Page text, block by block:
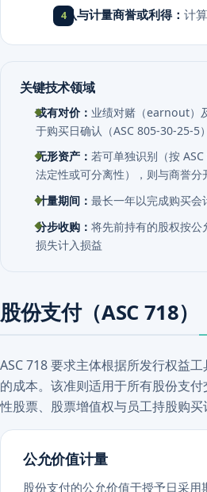
确认与计量商誉或利得：计
关键技术领域
或有对价： 业绩对赌（earnout）
于购买日确认（ASC 805-30-25-5）
无形资产： 若可单独识别（按
法定性或可分离性），则与商誉分
计量期间： 最长一年以完成购买会
分步收购： 将先前持有的股权按
损失计入损益
股份支付（ASC 718）
ASC 718 要求主体根据所发行权益
的成本。该准则适用于所有股份支
性股票、股票增值权与员工持股购买
公允价值计量
股份支付的公允价值于授予日采